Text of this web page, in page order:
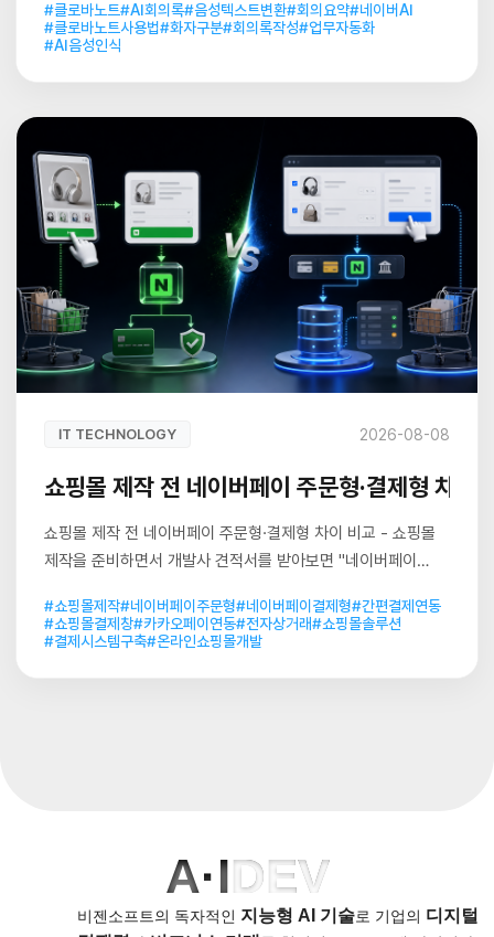
#클로바노트#AI회의록#음성텍스트변환#회의요약#네이버AI
#클로바노트사용법#화자구분#회의록작성#업무자동화
#AI음성인식
IT TECHNOLOGY 2026-08-08
쇼핑몰 제작 전 네이버페이 주문형·결제형 차이
쇼핑몰 제작 전 네이버페이 주문형·결제형 차이 비교 - 쇼핑몰
제작을 준비하면서 개발사 견적서를 받아보면 "네이버페이
#쇼핑몰제작#네이버페이주문형#네이버페이결제형#간편결제연동
#쇼핑몰결제창#카카오페이연동#전자상거래#쇼핑몰솔루션
#결제시스템구축#온라인쇼핑몰개발
A·IDEV
비젠소프트의 독자적인 지능형 AI 기술로 기업의 디지털